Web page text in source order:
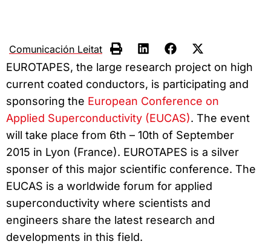
Comunicación Leitat
EUROTAPES, the large research project on high
current coated conductors, is participating and
sponsoring the European Conference on
Applied Superconductivity (EUCAS). The event
will take place from 6th – 10th of September
2015 in Lyon (France). EUROTAPES is a silver
sponser of this major scientific conference. The
EUCAS is a worldwide forum for applied
superconductivity where scientists and
engineers share the latest research and
developments in this field.